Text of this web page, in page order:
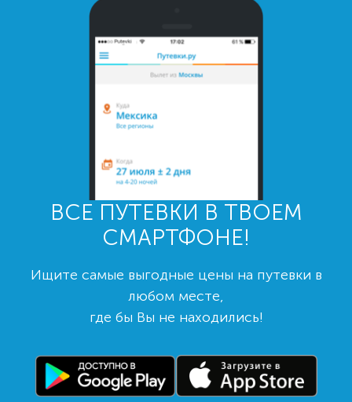
ВСЕ ПУТЕВКИ В ТВОЕМ
СМАРТФОНЕ!
Ищите самые выгодные цены на путевки в
любом месте,
где бы Вы не находились!